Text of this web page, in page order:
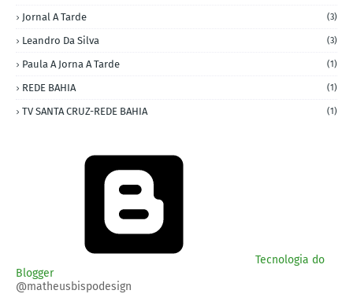
Jornal A Tarde (3)
Leandro Da Silva (3)
Paula A Jorna A Tarde (1)
REDE BAHIA (1)
TV SANTA CRUZ-REDE BAHIA (1)
Tecnologia do
Blogger
@matheusbispodesign